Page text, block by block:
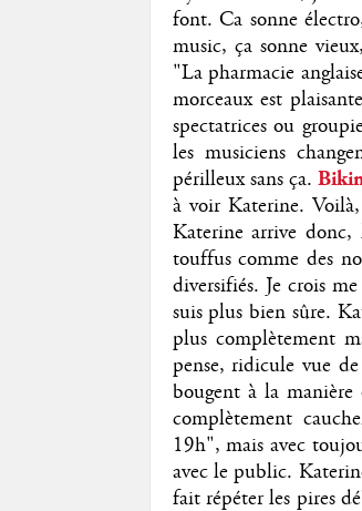
font. Ca sonne
music, ça sonne
"La pharmacie
morceaux est
spectatrices ou
les musiciens
périlleux sans ça.
à voir Katerine. Voilà,
Katerine arrive donc,
touffus comme des
diversifiés. Je crois
suis plus bien sûre.
plus complètement
pense, ridicule vue
bougent à la manière
complètement
19h", mais avec
avec le public.
fait répéter les pires